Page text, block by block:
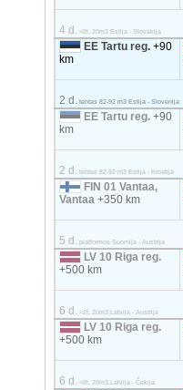
4 d. <2t, 20m3 Estija - Slovakija
EE Tartu reg.+90
km
2 d. tentas 82-92 m3 Estija - Slovėnija
EE Tartu reg.+90
km
2 d. tentas 82-92 m3 Estija - Kroatija
FIN 01 Vantaa,
Vantaa+350 km
5 d. platformos Suomija - Austrija
LV 10 Riga reg.
+500 km
6 d. <2t, 20m3 Latvija - Austrija
LV 10 Riga reg.
+500 km
6 d. <2t, 20m3 Latvija - Čekija